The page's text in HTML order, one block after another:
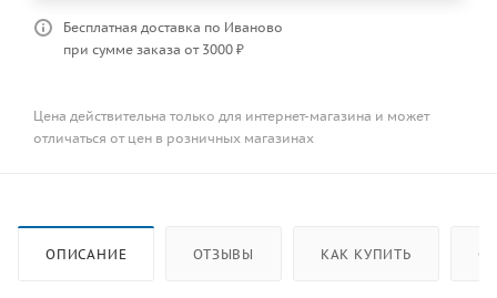
Бесплатная доставка по Иваново
при сумме заказа от 3000 ₽
Цена действительна только для интернет-магазина и может
отличаться от цен в розничных магазинах
ОПИСАНИЕ ОТЗЫВЫ КАК КУПИТЬ